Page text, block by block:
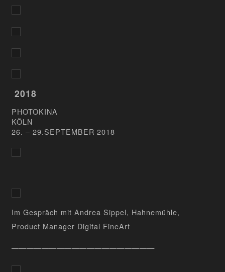
2018
PHOTOKINA
KÖLN
26. – 29.SEPTEMBER 2018
Im Gespräch mit Andrea Sippel, Hahnemühle,
Product Manager Digital FineArt
———————————————————